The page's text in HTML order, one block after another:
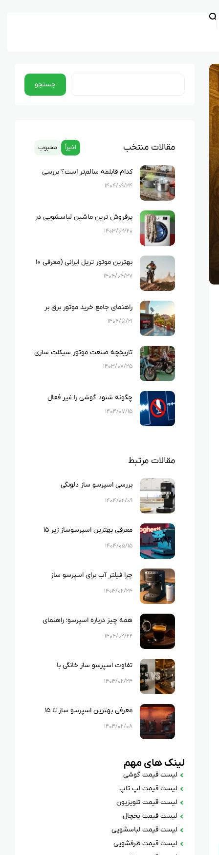
جستجو
مقالات منتخب اخیراً محبوب
کدام قابلمه سالم‌تر است؟ بررسی
کامل چدن، استیل، گرانیت و تفلون
۱۴۰۴/۰۹/۲۴
پرفروش ترین ماشین لباسشویی در
ایران
۱۴۰۳/۰۲/۲۰
بهترین موتور تریل ایرانی (معرفی ۱۰
نمونه بهترین تریل های ایرانی)
۱۴۰۴/۰۴/۲۷
راهنمای جامع خرید موتور برق بر
اساس متراژ خانه و لوازم خانگی
۱۴۰۴/۰۱/۲۱
تاریخچه صنعت موتور سیکلت سازی
در ایران
۱۴۰۳/۰۷/۲۵
چگونه شنود گوشی را غیر فعال
کنیم؟
۱۴۰۴/۰۷/۱۵
مقالات مرتبط
بررسی اسپرسو ساز دلونگی
۱۴۰۴/۰۲/۰۹
معرفی بهترین اسپرسوساز زیر ۱۵
میلیون
۱۴۰۴/۰۵/۱۵
چرا فیلتر آب برای اسپرسو ساز
ضروری است؟
۱۴۰۴/۰۲/۲۴
همه چیز درباره اسپرسو؛ راهنمای
کامل برای عاشقان قهوه
۱۴۰۴/۰۲/۲۲
تفاوت اسپرسو ساز خانگی با
صنعتی؛ کدام برای شما مناسب‌تر
۱۴۰۴/۰۲/۲۴
معرفی بهترین اسپرسو ساز تا ۱۵
میلیون تومان! ۸ مدل برتر
۱۴۰۴/۰۲/۰۸
لینک های مهم
لیست قیمت گوشی
لیست قیمت لپ تاپ
لیست قیمت تلویزیون
لیست قیمت یخچال
لیست قیمت لباسشویی
لیست قیمت ظرفشویی